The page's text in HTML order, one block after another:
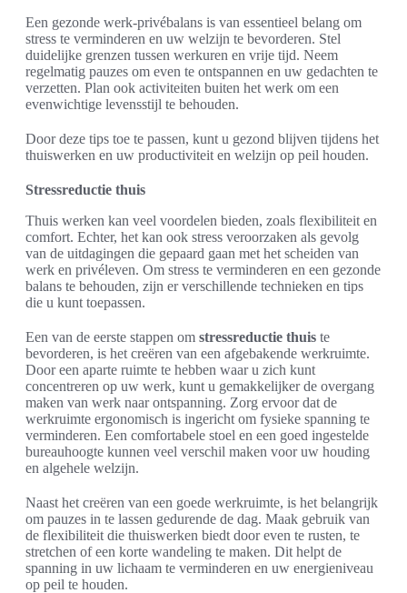
Een gezonde werk-privébalans is van essentieel belang om
stress te verminderen en uw welzijn te bevorderen. Stel
duidelijke grenzen tussen werkuren en vrije tijd. Neem
regelmatig pauzes om even te ontspannen en uw gedachten te
verzetten. Plan ook activiteiten buiten het werk om een
evenwichtige levensstijl te behouden.
Door deze tips toe te passen, kunt u gezond blijven tijdens het
thuiswerken en uw productiviteit en welzijn op peil houden.
Stressreductie thuis
Thuis werken kan veel voordelen bieden, zoals flexibiliteit en
comfort. Echter, het kan ook stress veroorzaken als gevolg
van de uitdagingen die gepaard gaan met het scheiden van
werk en privéleven. Om stress te verminderen en een gezonde
balans te behouden, zijn er verschillende technieken en tips
die u kunt toepassen.
Een van de eerste stappen om stressreductie thuis te
bevorderen, is het creëren van een afgebakende werkruimte.
Door een aparte ruimte te hebben waar u zich kunt
concentreren op uw werk, kunt u gemakkelijker de overgang
maken van werk naar ontspanning. Zorg ervoor dat de
werkruimte ergonomisch is ingericht om fysieke spanning te
verminderen. Een comfortabele stoel en een goed ingestelde
bureauhoogte kunnen veel verschil maken voor uw houding
en algehele welzijn.
Naast het creëren van een goede werkruimte, is het belangrijk
om pauzes in te lassen gedurende de dag. Maak gebruik van
de flexibiliteit die thuiswerken biedt door even te rusten, te
stretchen of een korte wandeling te maken. Dit helpt de
spanning in uw lichaam te verminderen en uw energieniveau
op peil te houden.